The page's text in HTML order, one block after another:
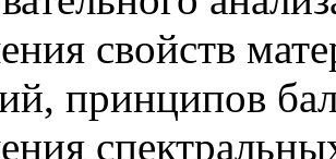
свойств
принципов